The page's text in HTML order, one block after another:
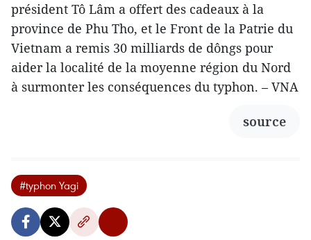
président Tô Lâm a offert des cadeaux à la
province de Phu Tho, et le Front de la Patrie du
Vietnam a remis 30 milliards de dôngs pour
aider la localité de la moyenne région du Nord
à surmonter les conséquences du typhon. – VNA
source
#typhon Yagi